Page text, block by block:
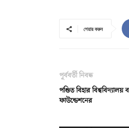
শেয়ার করুন
পূর্ববর্তী নিবন্ধ
পণ্ডিত বিহার
ফাউন্ডেশনের